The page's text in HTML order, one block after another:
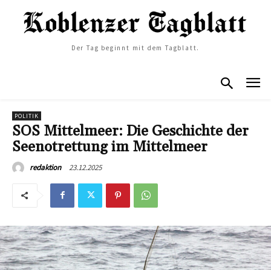
Der Tag beginnt mit dem Tagblatt.
POLITIK
SOS Mittelmeer: Die Geschichte der
Seenotrettung im Mittelmeer
redaktion 23.12.2025